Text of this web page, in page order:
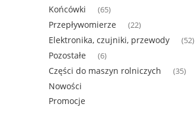
Końcówki (65)
Przepływomierze (22)
Elektronika, czujniki, przewody (52)
Pozostałe (6)
Części do maszyn rolniczych (35)
Nowości
Promocje